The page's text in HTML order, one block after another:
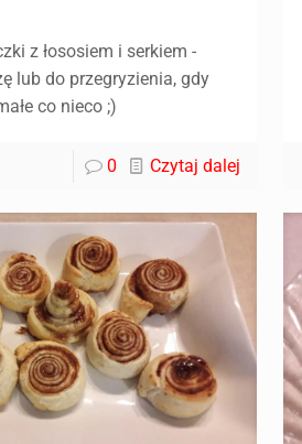
z łososiem i serkiem -
lub do przegryzienia, gdy
co nieco ;)
0 Czytaj dalej